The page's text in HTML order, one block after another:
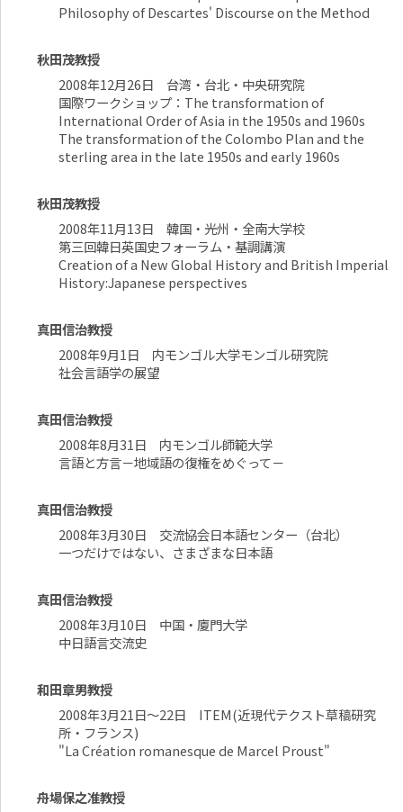
Philosophy of Descartes' Discourse on the Method
秋田茂教授
2008年12月26日 台湾・台北・中央研究院
国際ワークショップ：The transformation of
International Order of Asia in the 1950s and 1960s
The transformation of the Colombo Plan and the
sterling area in the late 1950s and early 1960s
秋田茂教授
2008年11月13日 韓国・光州・全南大学校
第三回韓日英国史フォーラム・基調講演
Creation of a New Global History and British Imperial
History:Japanese perspectives
真田信治教授
2008年9月1日 内モンゴル大学モンゴル研究院
社会言語学の展望
真田信治教授
2008年8月31日 内モンゴル師範大学
言語と方言－地域語の復権をめぐって－
真田信治教授
2008年3月30日 交流協会日本語センター（台北）
一つだけではない、さまざまな日本語
真田信治教授
2008年3月10日 中国・廈門大学
中日語言交流史
和田章男教授
2008年3月21日～22日 ITEM(近現代テクスト草稿研究
所・フランス)
"La Création romanesque de Marcel Proust"
舟場保之准教授